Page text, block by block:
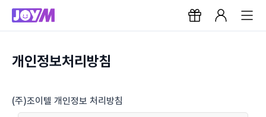
개인정보처리방침
(주)조이텔 개인정보 처리방침